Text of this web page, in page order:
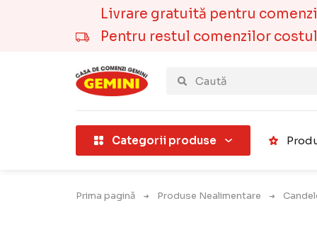
Livrare gratuită pentru
Pentru restul comenzilor
Categorii produse
Prima pagină Produse Nealimentare